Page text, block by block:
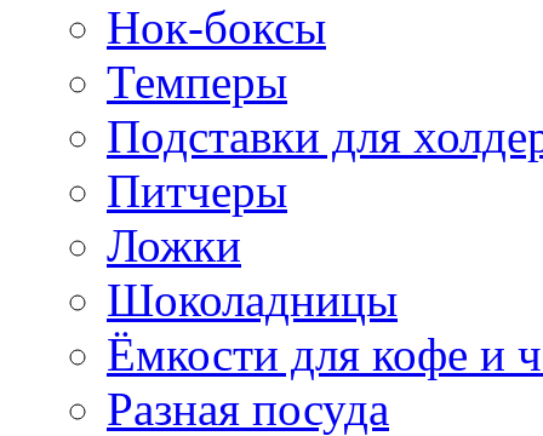
Нок-боксы
Темперы
Подставки для
Питчеры
Ложки
Шоколадницы
Ёмкости для кофе и
Разная посуда